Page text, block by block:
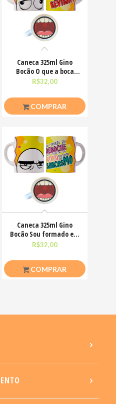
Caneca 325ml Gino
Bocão O que a boca
não fala, os olhos
R$32,00
COMPRAR
Caneca 325ml Gino
Bocão Sou formado em
deboche com mestrado
R$32,00
COMPRAR